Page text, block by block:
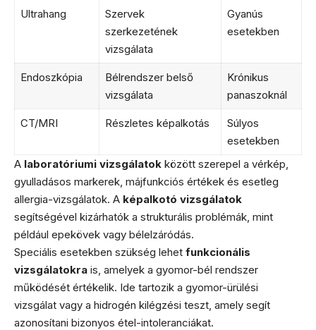
Ultrahang
Szervek
szerkezetének
vizsgálata
Gyanús
esetekben
Endoszkópia
Bélrendszer belső
vizsgálata
Krónikus
panaszoknál
CT/MRI Részletes képalkotás
Súlyos
esetekben
A laboratóriumi vizsgálatok között szerepel a vérkép,
gyulladásos markerek, májfunkciós értékek és esetleg
allergia-vizsgálatok. A képalkotó vizsgálatok
segítségével kizárhatók a strukturális problémák, mint
például epekövek vagy bélelzáródás.
Speciális esetekben szükség lehet funkcionális
vizsgálatokra is, amelyek a gyomor-bél rendszer
működését értékelik. Ide tartozik a gyomor-ürülési
vizsgálat vagy a hidrogén kilégzési teszt, amely segít
azonosítani bizonyos étel-intoleranciákat.